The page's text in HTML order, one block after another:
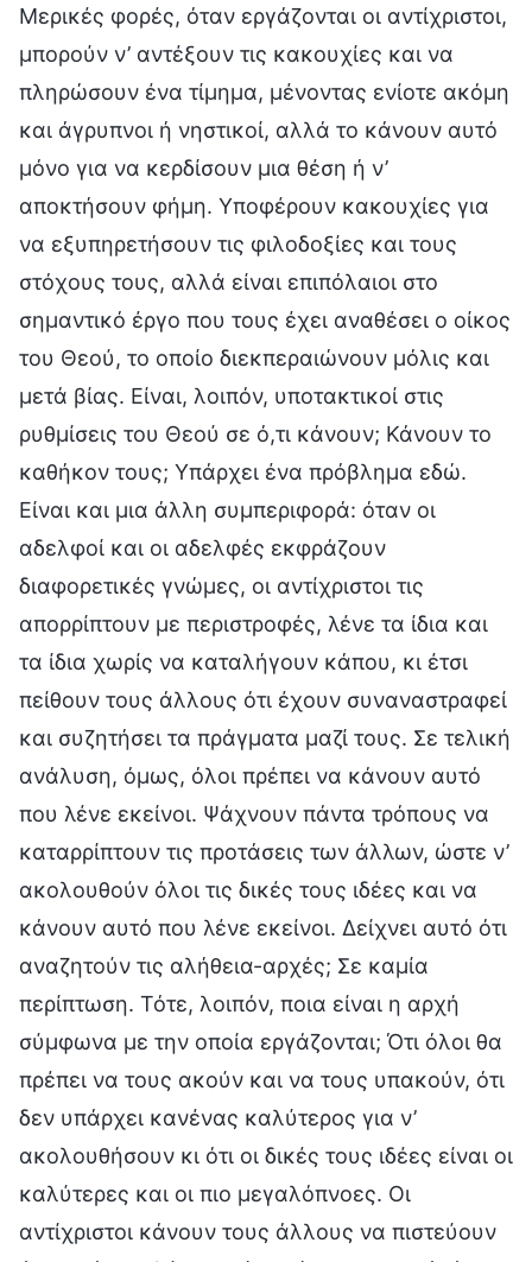
Μερικές φορές, όταν εργάζονται οι αντίχριστοι,
μπορούν ν’ αντέξουν τις κακουχίες και να
πληρώσουν ένα τίμημα, μένοντας ενίοτε ακόμη
και άγρυπνοι ή νηστικοί, αλλά το κάνουν αυτό
μόνο για να κερδίσουν μια θέση ή ν’
αποκτήσουν φήμη. Υποφέρουν κακουχίες για
να εξυπηρετήσουν τις φιλοδοξίες και τους
στόχους τους, αλλά είναι επιπόλαιοι στο
σημαντικό έργο που τους έχει αναθέσει ο οίκος
του Θεού, το οποίο διεκπεραιώνουν μόλις και
μετά βίας. Είναι, λοιπόν, υποτακτικοί στις
ρυθμίσεις του Θεού σε ό,τι κάνουν; Κάνουν το
καθήκον τους; Υπάρχει ένα πρόβλημα εδώ.
Είναι και μια άλλη συμπεριφορά: όταν οι
αδελφοί και οι αδελφές εκφράζουν
διαφορετικές γνώμες, οι αντίχριστοι τις
απορρίπτουν με περιστροφές, λένε τα ίδια και
τα ίδια χωρίς να καταλήγουν κάπου, κι έτσι
πείθουν τους άλλους ότι έχουν συναναστραφεί
και συζητήσει τα πράγματα μαζί τους. Σε τελική
ανάλυση, όμως, όλοι πρέπει να κάνουν αυτό
που λένε εκείνοι. Ψάχνουν πάντα τρόπους να
καταρρίπτουν τις προτάσεις των άλλων, ώστε ν’
ακολουθούν όλοι τις δικές τους ιδέες και να
κάνουν αυτό που λένε εκείνοι. Δείχνει αυτό ότι
αναζητούν τις αλήθεια-αρχές; Σε καμία
περίπτωση. Τότε, λοιπόν, ποια είναι η αρχή
σύμφωνα με την οποία εργάζονται; Ότι όλοι θα
πρέπει να τους ακούν και να τους υπακούν, ότι
δεν υπάρχει κανένας καλύτερος για ν’
ακολουθήσουν κι ότι οι δικές τους ιδέες είναι οι
καλύτερες και οι πιο μεγαλόπνοες. Οι
αντίχριστοι κάνουν τους άλλους να πιστεύουν